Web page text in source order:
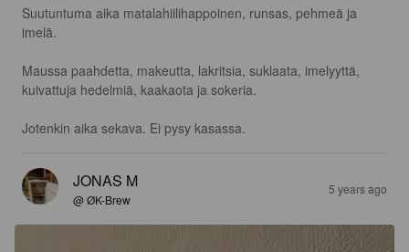
Suutuntuma aika matalahiilihappoinen, runsas, pehmeä ja
imelä.
Maussa paahdetta, makeutta, lakritsia, suklaata, imelyyttä,
kuivattuja hedelmiä, kaakaota ja sokeria.
Jotenkin aika sekava. Ei pysy kasassa.
JONAS M
@ ØK-Brew
5 years ago